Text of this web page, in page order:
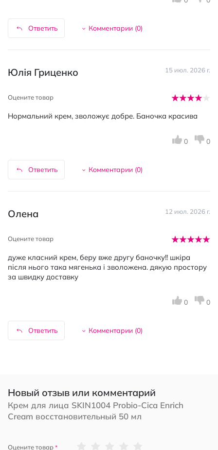
Ответить Комментарии (0)
Юлія Гриценко 15 июл. 2026 г.
Оцените товар
Нормальний крем, зволожує добре. Баночка красива
Ответить Комментарии (0)
0 0
Олена 12 июл. 2026 г.
Оцените товар
дуже класний крем, беру вже другу баночку!! шкіра
після нього така мягенька і зволожена. дякую простору
за швидку доставку
Ответить Комментарии (0)
0 0
Новый отзыв или комментарий
Крем для лица SKIN1004 Probio-Cica Enrich
Cream восстановительный 50 мл
Оцените товар